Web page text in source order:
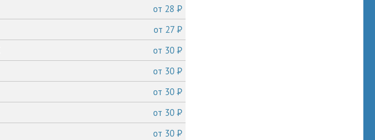
от 28P
от 27P
от 30P
от 30P
от 30P
от 30P
от 30P